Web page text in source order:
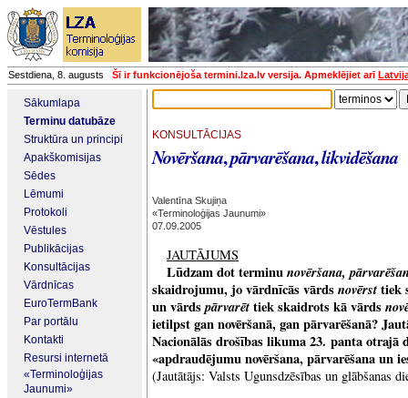
Sestdiena, 8. augusts Šī ir funkcionējoša termini.lza.lv versija. Apmeklējiet arī
Sākumlapa
Terminu datubāze
Struktūra un principi
Apakškomisijas
Sēdes
Lēmumi
Protokoli
Vēstules
Publikācijas
Konsultācijas
Vārdnīcas
EuroTermBank
Par portālu
Kontakti
Resursi internetā
«Terminoloģijas
Jaunumi»
KONSULTĀCIJAS
Novēršana,pārvarēšana,likvidēšana
Valentīna Skujiņa
«Terminoloģijas Jaunumi»
07.09.2005
JAUTĀJUMS
Lūdzam dot terminunovēršana,
skaidrojumu, jo vārdnīcās vārdsnovērsttiek
un vārdspārvarēttiek skaidrots kā vārds
ietilpst gan novēršanā, gan pārvarēšanā?
Nacionālās drošības likuma 23. panta
«apdraudējumu novēršana, pārvarēšana un
(Jautātājs: Valsts Ugunsdzēsības un glābšanas